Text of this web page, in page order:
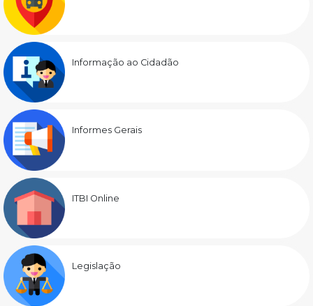
Informação ao Cidadão
Informes Gerais
ITBI Online
Legislação